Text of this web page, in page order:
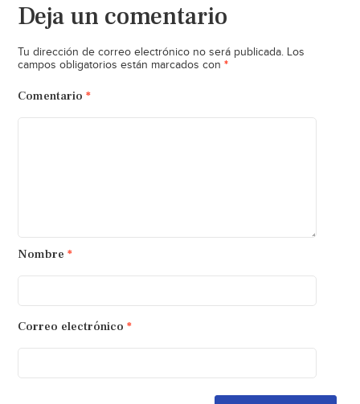
Deja un comentario
Tu dirección de correo electrónico no será publicada. Los
campos obligatorios están marcados con *
Comentario *
Nombre *
Correo electrónico *